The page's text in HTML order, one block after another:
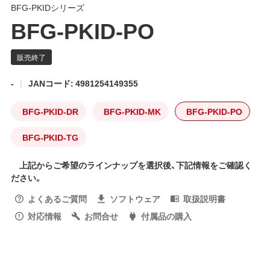
BFG-PKIDシリーズ
BFG-PKID-PO
- JANコード: 4981254149355
BFG-PKID-DR BFG-PKID-MK BFG-PKID-PO
BFG-PKID-TG
上記からご希望のラインナップを選択後、下記情報をご確認く
ださい。
よくあるご質問
ソフトウェア
取扱説明書
対応情報
お問合せ 付属品の購入